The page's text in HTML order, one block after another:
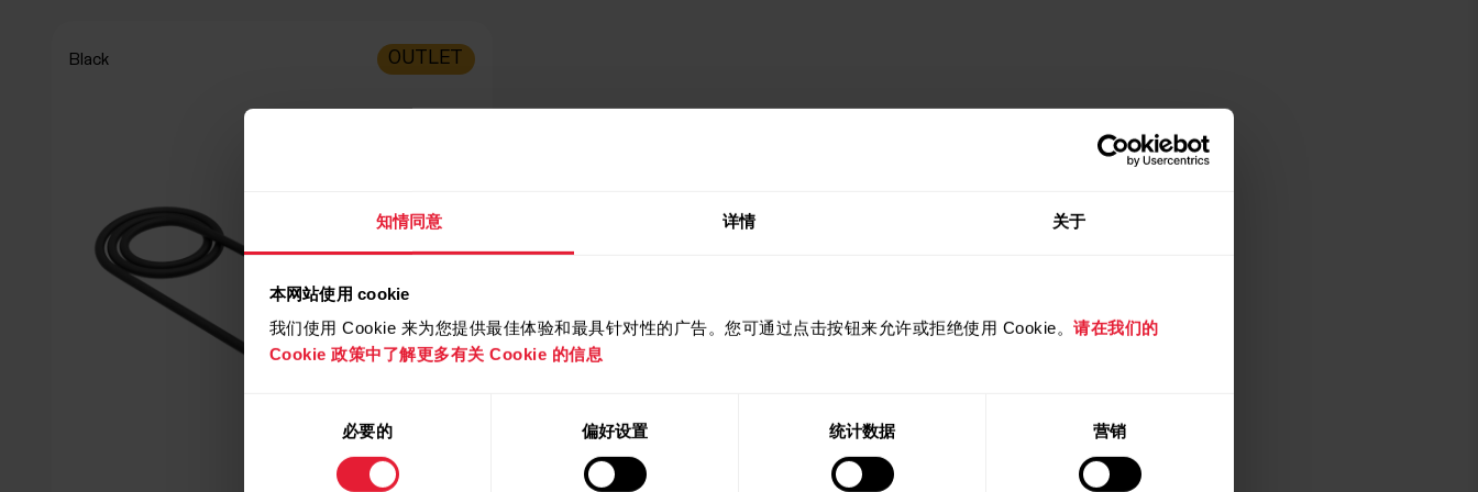
知情同意 详情 关于
本网站使用 cookie
我们使用 Cookie 来为您提供最佳体验和最具针对性的广告。您可通过点击按钮来允许或拒绝使用 Cookie。 请在我们的
Cookie 政策中了解更多有关 Cookie 的信息
必要的 偏好设置 统计数据 营销
Black OUTLET